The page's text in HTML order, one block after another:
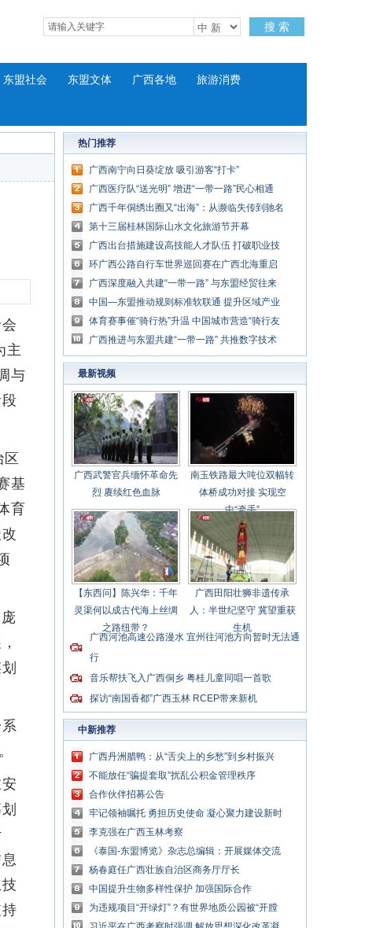
搜 索
东盟社会 东盟文体 广西各地 旅游消费
主
与
基
育
热门推荐
广西南宁向日葵绽放 吸引游客“打卡”
广西医疗队“送光明” 增进“一带一路”民心相通
广西千年侗绣出圈又“出海”：从濒临失传到驰名
中外
第十三届桂林国际山水文化旅游节开幕
广西出台措施建设高技能人才队伍 打破职业技
能等级“天花板”
环广西公路自行车世界巡回赛在广西北海重启
广西深度融入共建“一带一路” 与东盟经贸往来
加速增长
中国—东盟推动规则标准软联通 提升区域产业
竞争力
体育赛事催“骑行热”升温 中国城市营造“骑行友
好”环境
广西推进与东盟共建“一带一路” 共推数字技术
应用
最新视频
广西武警官兵缅怀革命先
烈 赓续红色血脉
南玉铁路最大吨位双幅转
体桥成功对接 实现空
中“牵手”
【东西问】陈兴华：千年
灵渠何以成古代海上丝绸
之路纽带？
广西田阳壮狮非遗传承
人：半世纪坚守 冀望重获
生机
广西河池高速公路漫水 宜州往河池方向暂时无法通
行
音乐帮扶飞入广西侗乡 粤桂儿童同唱一首歌
探访“南国香都”广西玉林 RCEP带来新机
中新推荐
广西丹洲腊鸭：从“舌尖上的乡愁”到乡村振兴
的“利器”
不能放任“骗提套取”扰乱公积金管理秩序
合作伙伴招募公告
牢记领袖嘱托 勇担历史使命 凝心聚力建设新时
代中国特色社会主义壮美广西
李克强在广西玉林考察
《泰国-东盟博览》杂志总编辑：开展媒体交流
讲好中国与东盟合作故事
杨春庭任广西壮族自治区商务厅厅长
中国提升生物多样性保护 加强国际合作
为违规项目“开绿灯”？有世界地质公园被“开膛